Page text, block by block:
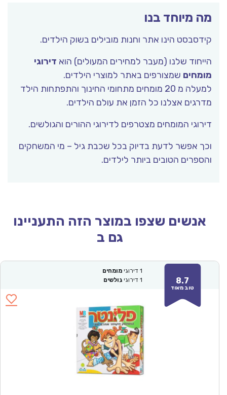
מה מיוחד בנו
קידסבסט הינו אתר וחנות מובילים בשוק הילדים.
הייחוד שלנו (מעבר למחירים המעולים) הוא דירוגי
מומחים שמצורפים באתר למוצרי הילדים.
למעלה מ 20 מומחים מתחומי החינוך והתפתחות הילד
מדרגים אצלנו כל הזמן את עולם הילדים.
דירוגי המומחים מצטרפים לדירוגי ההורים והגולשים.
וכך אפשר לדעת בדיוק בכל שכבת גיל – מי המשחקים
והספרים הטובים ביותר לילדים.
אנשים שצפו במוצר הזה התעניינו
גם ב
8.7
טוב מאוד
1 דירוגי מומחים
1 דירוגי גולשים